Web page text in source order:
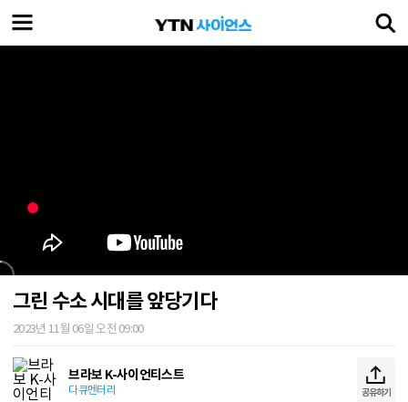
그린 수소 시대를 앞당기다
2023년 11월 06일 오전 09:00
브라보 K-사이언티스트
다큐멘터리 공유하기